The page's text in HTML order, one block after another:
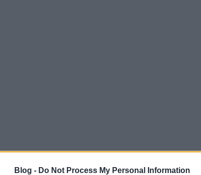
Blog - Do Not Process My Personal Information